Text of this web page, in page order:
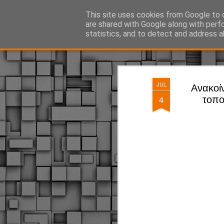
JUL
4
This site uses cookies from Google to
are shared with Google along with
statistics, and to detect and address
ΔΗΜΟΤΙΚΗ ΑΣΤΥΝΟΜΙΑ, τα νέα!